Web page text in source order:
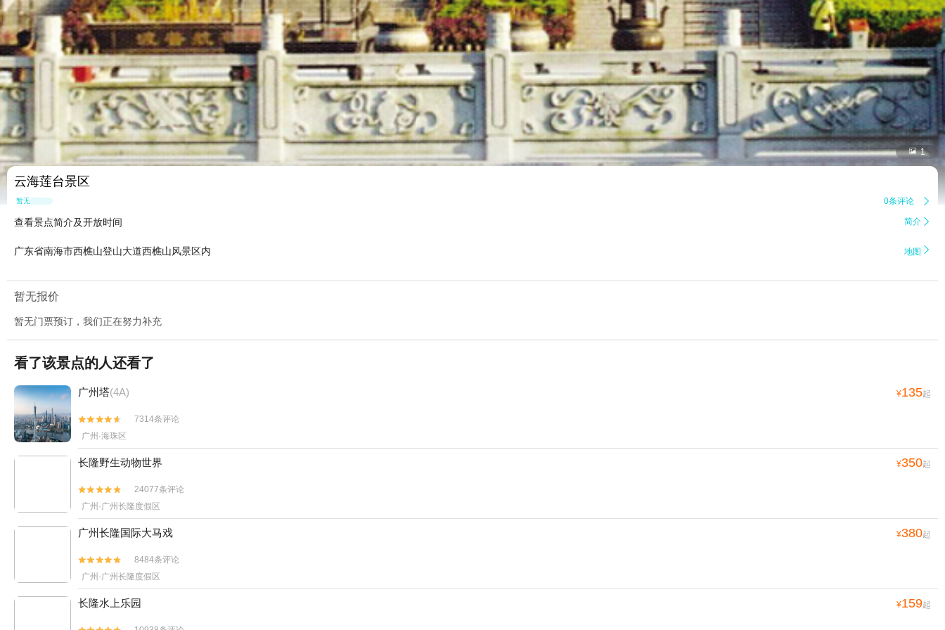
 1
云海莲台景区
暂无点评 0条评论 
查看景点简介及开放时间 简介 
广东省南海市西樵山登山大道西樵山风景区内 地图 
暂无报价
暂无门票预订，我们正在努力补充
看了该景点的人还看了
广州塔(4A) ¥135起


7314条评论
广州·海珠区
长隆野生动物世界 ¥350起


24077条评论
广州·广州长隆度假区
广州长隆国际大马戏 ¥380起


8484条评论
广州·广州长隆度假区
长隆水上乐园 ¥159起